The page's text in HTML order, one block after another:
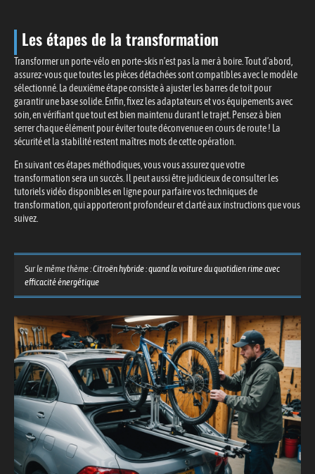
Les étapes de la transformation
Transformer un porte-vélo en porte-skis n’est pas la mer à boire. Tout d’abord,
assurez-vous que toutes les pièces détachées sont compatibles avec le modèle
sélectionné. La deuxième étape consiste à ajuster les barres de toit pour
garantir une base solide. Enfin, fixez les adaptateurs et vos équipements avec
soin, en vérifiant que tout est bien maintenu durant le trajet. Pensez à bien
serrer chaque élément pour éviter toute déconvenue en cours de route ! La
sécurité et la stabilité restent maîtres mots de cette opération.
En suivant ces étapes méthodiques, vous vous assurez que votre
transformation sera un succès. Il peut aussi être judicieux de consulter les
tutoriels vidéo disponibles en ligne pour parfaire vos techniques de
transformation, qui apporteront profondeur et clarté aux instructions que vous
suivez.
Sur le même thème :Citroën hybride : quand la voiture du quotidien rime avec
efficacité énergétique